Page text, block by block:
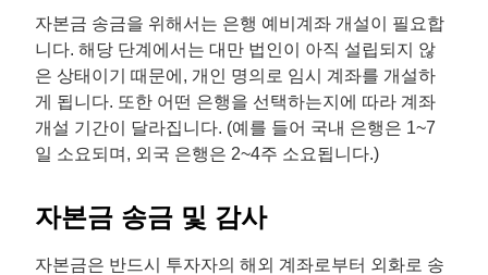
자본금 송금을 위해서는 은행 예비계좌 개설이 필요합
니다. 해당 단계에서는 대만 법인이 아직 설립되지 않
은 상태이기 때문에, 개인 명의로 임시 계좌를 개설하
게 됩니다. 또한 어떤 은행을 선택하는지에 따라 계좌
개설 기간이 달라집니다. (예를 들어 국내 은행은 1~7
일 소요되며, 외국 은행은 2~4주 소요됩니다.)
자본금 송금 및 감사
자본금은 반드시 투자자의 해외 계좌로부터 외화로 송